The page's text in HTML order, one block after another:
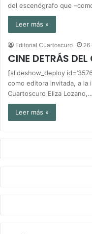
del escenógrafo que
Leer más »
Editorial Cuartoscuro 26
CINE DETRÁS DEL
[slideshow_deploy
como editora invitada, a la
Cuartoscuro Eliza Lozano,…
Leer más »